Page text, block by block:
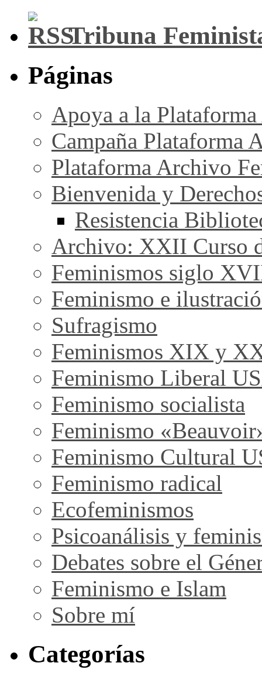
Tribuna
Páginas
Apoya a la
Campaña Plataforma
Plataforma Archivo
Bienvenida y
Resistencia
Archivo: XXII Curso
Feminismos siglo
Feminismo e
Sufragismo
Feminismos XIX y
Feminismo Liberal
Feminismo socialista
Feminismo
Feminismo Cultural
Feminismo radical
Ecofeminismos
Psicoanálisis y
Debates sobre el
Feminismo e Islam
Sobre mí
Categorías